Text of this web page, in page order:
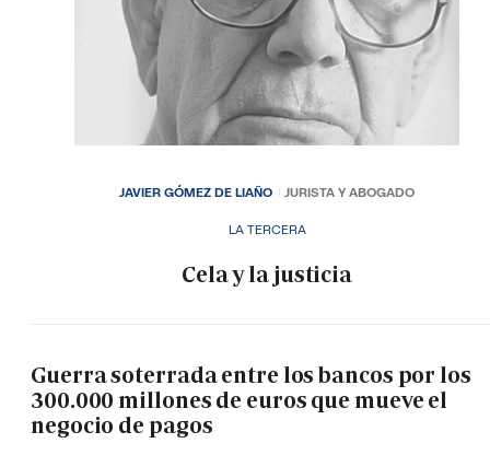
LA TERCERA
Cela y la justicia
JAVIER GÓMEZ DE LIAÑO JURISTA Y ABOGADO
Guerra soterrada entre los bancos por los
300.000 millones de euros que mueve el
negocio de pagos